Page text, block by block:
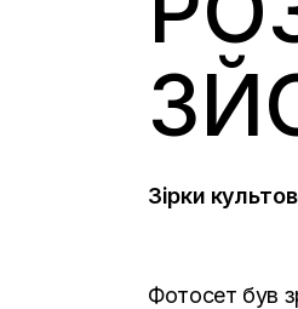
Зірки
Фотосет був